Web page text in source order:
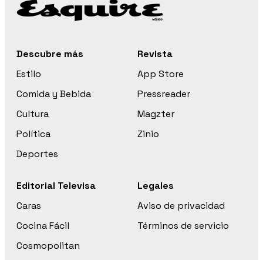
Descubre más
Estilo
Comida y Bebida
Cultura
Política
Deportes
Revista
App Store
Pressreader
Magzter
Zinio
Editorial Televisa
Caras
Cocina Fácil
Cosmopolitan
Legales
Aviso de privacidad
Términos de servicio